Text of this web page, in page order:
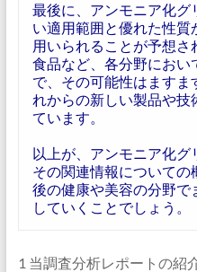
最後に、アンモニア化
い適用範囲と優れた性
用いられることが予想さ
食品など、各分野におい
で、その可能性はますま
れからの新しい製品や
ています。
以上が、アンモニア化
その関連情報について
後の健康や美容の分野で
していくことでしょう。
1 当調査分析レポートの紹